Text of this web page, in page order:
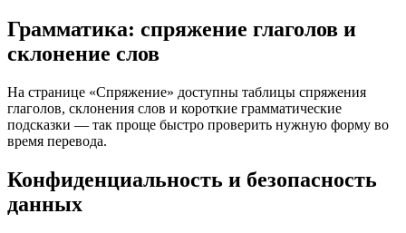
Грамматика: спряжение глаголов и
склонение слов
На странице «Спряжение» доступны таблицы спряжения
глаголов, склонения слов и короткие грамматические
подсказки — так проще быстро проверить нужную форму во
время перевода.
Конфиденциальность и безопасность
данных